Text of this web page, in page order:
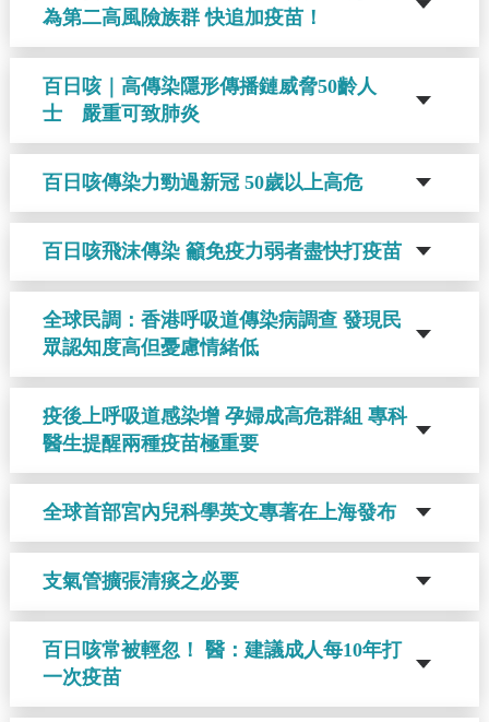
為第二高風險族群 快追加疫苗！
百日咳｜高傳染隱形傳播鏈威脅50齡人
士 嚴重可致肺炎
百日咳傳染力勁過新冠 50歲以上高危
百日咳飛沫傳染 籲免疫力弱者盡快打疫苗
全球民調：香港呼吸道傳染病調查 發現民
眾認知度高但憂慮情緒低
疫後上呼吸道感染增 孕婦成高危群組 專科
醫生提醒兩種疫苗極重要
全球首部宮內兒科學英文專著在上海發布
支氣管擴張清痰之必要
百日咳常被輕忽！ 醫：建議成人每10年打
一次疫苗